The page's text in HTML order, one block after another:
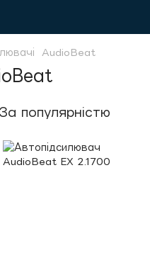
AudioBeat
За популярністю